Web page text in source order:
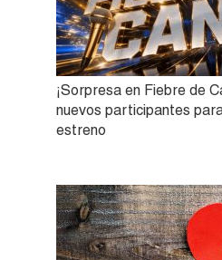
¡Sorpresa en Fiebre de
nuevos participantes
estreno